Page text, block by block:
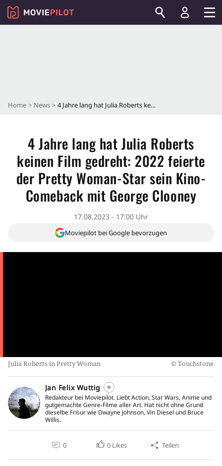
Home News 4 Jahre lang hat Julia Roberts keinen Film gedreht: 2022 feierte der Pretty Woman-Star sein Kino-Comeback mit George Clooney
4 Jahre lang hat Julia Roberts
keinen Film gedreht: 2022 feierte
der Pretty Woman-Star sein Kino-
Comeback mit George Clooney
17.08.2023 - 17:00 Uhr
Moviepilot bei Google bevorzugen
Julia Roberts in Pretty Woman Touchstone
Jan Felix Wuttig
Redakteur bei Moviepilot. Liebt Action, Star Wars, Anime und
gutgemachte Genre-Filme aller Art. Hat nicht ohne Grund
dieselbe Frisur wie Dwayne Johnson, Vin Diesel und Bruce
Willis.
0 0 Likes Teilen